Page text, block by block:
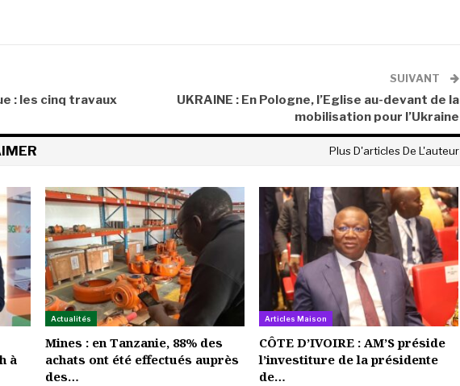
: les cinq travaux
SUIVANT
UKRAINE : En Pologne, l’Eglise au-devant de la
mobilisation pour l’Ukraine
Plus D'articles De L'auteur
à
Actualités
Mines : en Tanzanie, 88% des
achats ont été effectués auprès
des…
Articles Maison
CÔTE D’IVOIRE : AM’S préside
l’investiture de la présidente
de…